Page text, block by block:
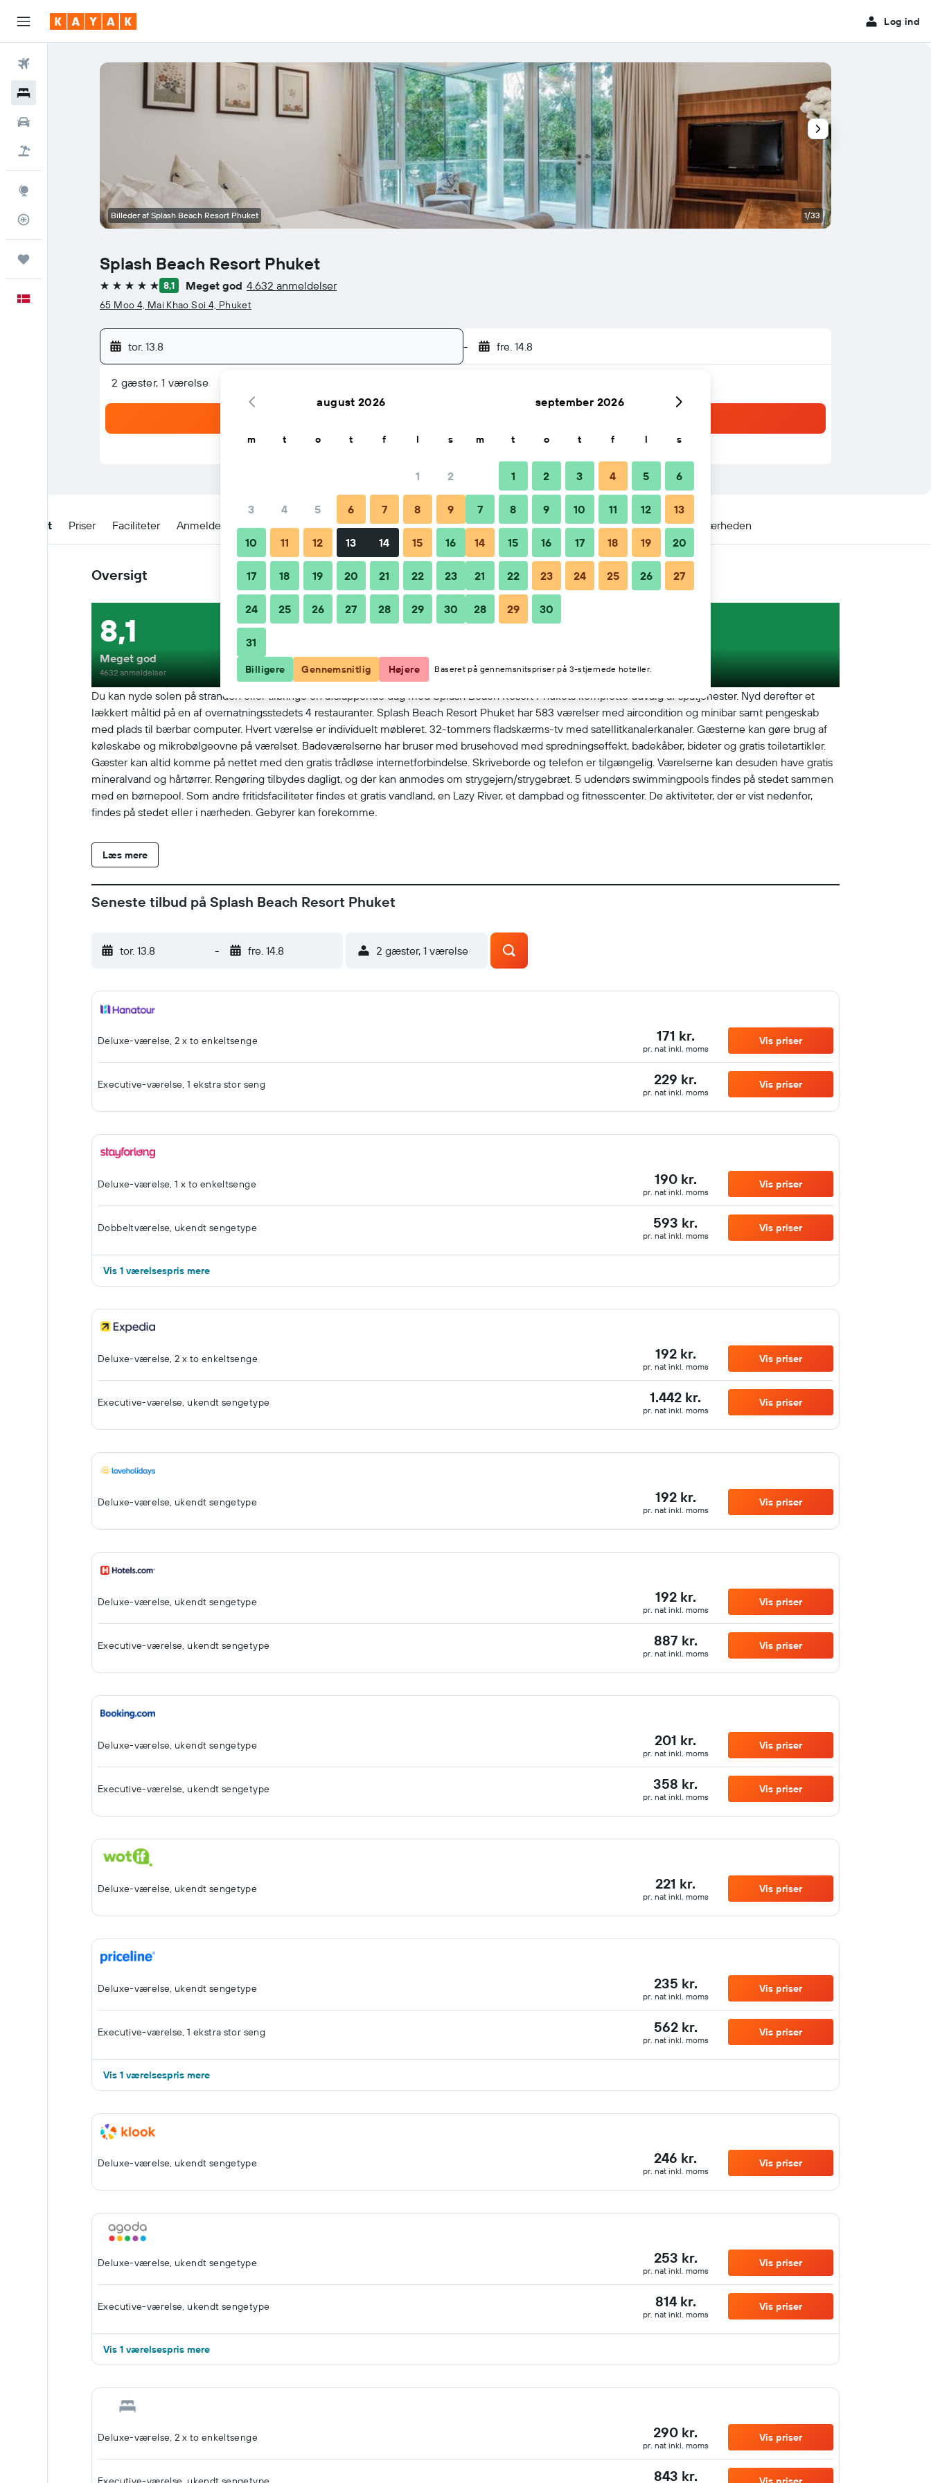
Log ind
Splash Beach Resort Phuket
5 stjerner 8,1 Meget god 4.632 anmeldelser
65 Moo 4, Mai Khao Soi 4, Phuket
tor. 13.8 - fre. 14.8
2 gæster, 1 værelse
Billeder af Splash Beach Resort Phuket 1/33
Oversigt Priser Faciliteter Anmeldelser Beliggenhed Hvornår er det bedst at booke Tips og ofte stillede spørgsmål Ophold i nærheden
Oversigt
Du kan nyde solen på stranden eller tilbringe en afslappende dag med Splash Beach Resort Phukets komplette udvalg af spatjenester. Nyd derefter et
lækkert måltid på en af overnatningsstedets 4 restauranter. Splash Beach Resort Phuket har 583 værelser med aircondition og minibar samt pengeskab
med plads til bærbar computer. Hvert værelse er individuelt møbleret. 32-tommers fladskærms-tv med satellitkanalerkanaler. Gæsterne kan gøre brug af
køleskabe og mikrobølgeovne på værelset. Badeværelserne har bruser med brusehoved med spredningseffekt, badekåber, bideter og gratis toiletartikler.
Gæster kan altid komme på nettet med den gratis trådløse internetforbindelse. Skriveborde og telefon er tilgængelig. Værelserne kan desuden have gratis
mineralvand og hårtørrer. Rengøring tilbydes dagligt, og der kan anmodes om strygejern/strygebræt. 5 udendørs swimmingpools findes på stedet sammen
med en børnepool. Som andre fritidsfaciliteter findes et gratis vandland, en Lazy River, et dampbad og fitnesscenter. De aktiviteter, der er vist nedenfor,
findes på stedet eller i nærheden. Gebyrer kan forekomme.
Læs mere
8,1
Meget god
4632 anmeldelser
Seneste tilbud på Splash Beach Resort Phuket
tor. 13.8 - fre. 14.8 2 gæster, 1 værelse
Deluxe-værelse, 2 x to enkeltsenge 171 kr.
pr. nat inkl. moms
Vis priser
Executive-værelse, 1 ekstra stor seng 229 kr.
pr. nat inkl. moms
Vis priser
Deluxe-værelse, 1 x to enkeltsenge 190 kr.
pr. nat inkl. moms
Vis priser
Dobbeltværelse, ukendt sengetype 593 kr.
pr. nat inkl. moms
Vis priser
Vis 1 værelsespris mere
Deluxe-værelse, 2 x to enkeltsenge 192 kr.
pr. nat inkl. moms
Vis priser
Executive-værelse, ukendt sengetype 1.442 kr.
pr. nat inkl. moms
Vis priser
Deluxe-værelse, ukendt sengetype 192 kr.
pr. nat inkl. moms
Vis priser
Deluxe-værelse, ukendt sengetype 192 kr.
pr. nat inkl. moms
Vis priser
Executive-værelse, ukendt sengetype 887 kr.
pr. nat inkl. moms
Vis priser
Deluxe-værelse, ukendt sengetype 201 kr.
pr. nat inkl. moms
Vis priser
Executive-værelse, ukendt sengetype 358 kr.
pr. nat inkl. moms
Vis priser
Deluxe-værelse, ukendt sengetype 221 kr.
pr. nat inkl. moms
Vis priser
Deluxe-værelse, ukendt sengetype 235 kr.
pr. nat inkl. moms
Vis priser
Executive-værelse, 1 ekstra stor seng 562 kr.
pr. nat inkl. moms
Vis priser
Vis 1 værelsespris mere
Deluxe-værelse, ukendt sengetype 246 kr.
pr. nat inkl. moms
Vis priser
Deluxe-værelse, ukendt sengetype 253 kr.
pr. nat inkl. moms
Vis priser
Executive-værelse, ukendt sengetype 814 kr.
pr. nat inkl. moms
Vis priser
Vis 1 værelsespris mere
Deluxe-værelse, 2 x to enkeltsenge 290 kr.
pr. nat inkl. moms
Vis priser
843 kr.
august 2026
m t o t f l s
1 2
3 4 5 6 7 8 9
10 11 12 13 14 15 16
17 18 19 20 21 22 23
24 25 26 27 28 29 30
31
september 2026
m t o t f l s
1 2 3 4 5 6
7 8 9 10 11 12 13
14 15 16 17 18 19 20
21 22 23 24 25 26 27
28 29 30
Billigere Gennemsnitlig Højere Baseret på gennemsnitspriser på 3-stjernede hoteller.